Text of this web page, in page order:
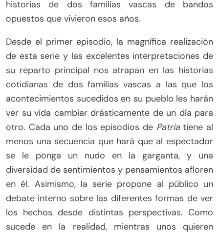
historias de dos familias vascas de bandos
opuestos que vivieron esos años.
Desde el primer episodio, la magnífica realización
de esta serie y las excelentes interpretaciones de
su reparto principal nos atrapan en las historias
cotidianas de dos familias vascas a las que los
acontecimientos sucedidos en su pueblo les harán
ver su vida cambiar drásticamente de un día para
otro. Cada uno de los episodios de Patriatiene al
menos una secuencia que hará que al espectador
se le ponga un nudo en la garganta, y una
diversidad de sentimientos y pensamientos afloren
en él. Asimismo, la serie propone al público un
debate interno sobre las diferentes formas de ver
los hechos desde distintas perspectivas. Como
sucede en la realidad, mientras unos quieren